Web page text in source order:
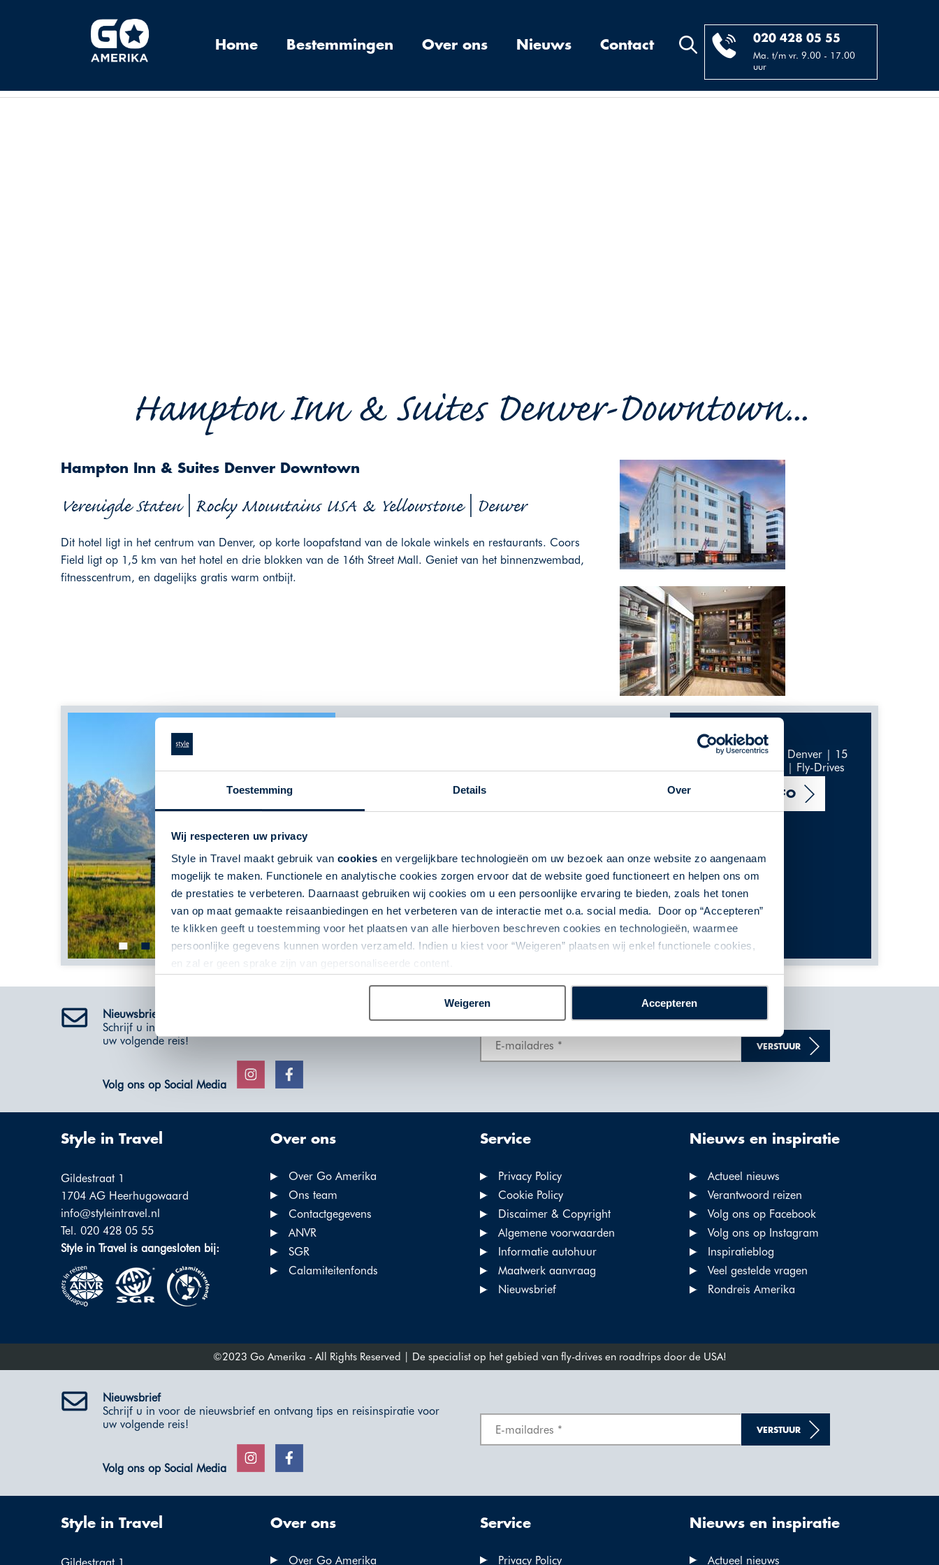
Toestemming Details Over
Wij respecteren uw privacy
Style in Travel maakt gebruik van cookies en vergelijkbare technologieën om uw bezoek aan onze website zo aangenaam
mogelijk te maken. Functionele en analytische cookies zorgen ervoor dat de website goed functioneert en helpen ons om
de prestaties te verbeteren. Daarnaast gebruiken wij cookies om u een persoonlijke ervaring te bieden, zoals het tonen
van op maat gemaakte reisaanbiedingen en het verbeteren van de interactie met o.a. social media. Door op “Accepteren”
te klikken geeft u toestemming voor het plaatsen van alle hierboven beschreven cookies en technologieën, waarmee
persoonlijke gegevens kunnen worden verzameld. Indien u kiest voor “Weigeren” plaatsen wij enkel functionele cookies,
en zal er geen sprake zijn van gepersonaliseerde content.
Weigeren Accepteren
020 428 05 55
Ma. t/m vr. 9.00 - 17.00
uur
Home Bestemmingen Over ons Nieuws Contact
Hampton Inn & Suites Denver-Downtown...
Hampton Inn & Suites Denver Downtown
Verenigde Staten | Rocky Mountains USA & Yellowstone | Denver
Dit hotel ligt in het centrum van Denver, op korte loopafstand van de lokale winkels en restaurants. Coors
Field ligt op 1,5 km van het hotel en drie blokken van de 16th Street Mall. Geniet van het binnenzwembad,
fitnesscentrum, en dagelijks gratis warm ontbijt.
De hoogtepunten van de Rocky Mountain States
Wild West USA
Zie Mount Rushmore
Eenvoudig te verlengen
Verenigde Staten | Denver | 15
nachten of langer | Fly-Drives
MEER INFO
Nieuwsbrief
Schrijf u in voor de nieuwsbrief en ontvang tips en reisinspiratie voor
uw volgende reis!
Volg ons op Social Media
VERSTUUR
Style in Travel
Gildestraat 1
1704 AG Heerhugowaard
info@styleintravel.nl
Tel. 020 428 05 55
Style in Travel is aangesloten bij:
Over ons
Over Go Amerika
Ons team
Contactgegevens
ANVR
SGR
Calamiteitenfonds
Service
Privacy Policy
Cookie Policy
Discaimer & Copyright
Algemene voorwaarden
Informatie autohuur
Maatwerk aanvraag
Nieuwsbrief
Nieuws en inspiratie
Actueel nieuws
Verantwoord reizen
Volg ons op Facebook
Volg ons op Instagram
Inspiratieblog
Veel gestelde vragen
Rondreis Amerika
©2023 Go Amerika - All Rights Reserved | De specialist op het gebied van fly-drives en roadtrips door de USA!
Nieuwsbrief
Schrijf u in voor de nieuwsbrief en ontvang tips en reisinspiratie voor
uw volgende reis!
Volg ons op Social Media
VERSTUUR
Style in Travel
Gildestraat 1
Over ons
Over Go Amerika
Service
Privacy Policy
Nieuws en inspiratie
Actueel nieuws